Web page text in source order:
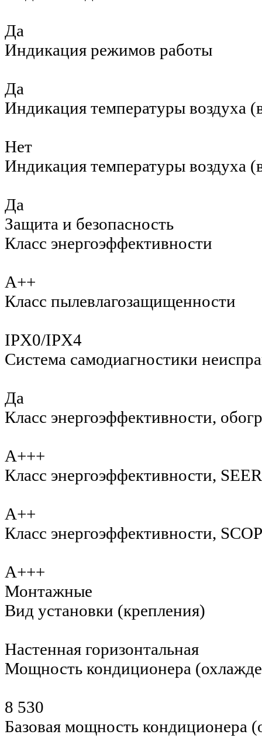
Да
Индикация режимов работы
Да
Индикация температуры воздуха
Нет
Индикация температуры воздуха
Да
Защита и безопасность
Класс энергоэффективности
A++
Класс пылевлагозащищенности
IPX0/IPX4
Система самодиагностики
Да
Класс энергоэффективности,
A+++
Класс энергоэффективности, SEER
A++
Класс энергоэффективности, SCOP
A+++
Монтажные
Вид установки (крепления)
Настенная горизонтальная
Мощность кондиционера
8 530
Базовая мощность кондиционера